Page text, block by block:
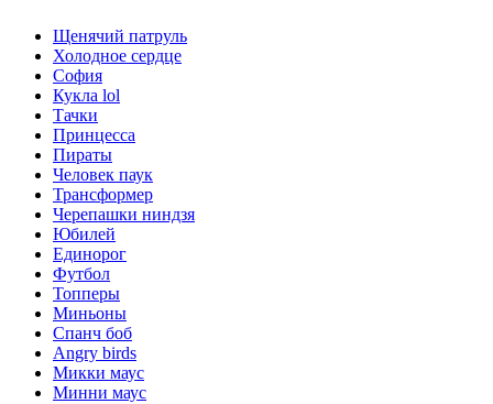
Щенячий патруль
Холодное сердце
София
Кукла lol
Тачки
Принцесса
Пираты
Человек паук
Трансформер
Черепашки ниндзя
Юбилей
Единорог
Футбол
Топперы
Миньоны
Спанч боб
Angry birds
Микки маус
Минни маус